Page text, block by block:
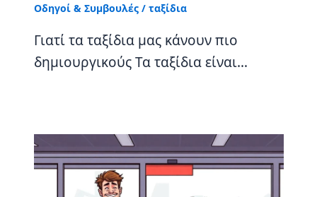
Οδηγοί & Συμβουλές/ ταξίδια
Γιατί τα ταξίδια μας κάνουν πιο
δημιουργικούς Τα ταξίδια είναι…